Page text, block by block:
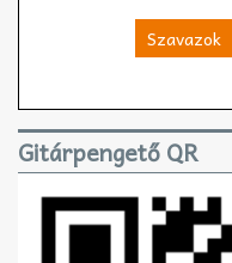
Szavazok
Gitárpengető QR